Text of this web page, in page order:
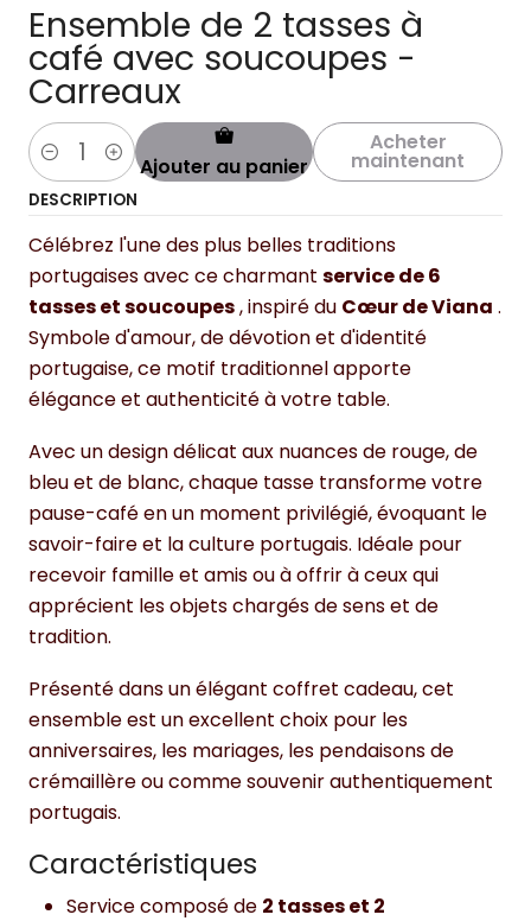
Ensemble de 2 tasses à
café avec soucoupes -
Carreaux
Quantité Ajouter au panier
Acheter
maintenant
DESCRIPTION
Célébrez l'une des plus belles traditions
portugaises avec ce charmant service de 6
tasses et soucoupes, inspiré du Cœur de Viana .
Symbole d'amour, de dévotion et d'identité
portugaise, ce motif traditionnel apporte
élégance et authenticité à votre table.
Avec un design délicat aux nuances de rouge, de
bleu et de blanc, chaque tasse transforme votre
pause-café en un moment privilégié, évoquant le
savoir-faire et la culture portugais. Idéale pour
recevoir famille et amis ou à offrir à ceux qui
apprécient les objets chargés de sens et de
tradition.
Présenté dans un élégant coffret cadeau, cet
ensemble est un excellent choix pour les
anniversaires, les mariages, les pendaisons de
crémaillère ou comme souvenir authentiquement
portugais.
Caractéristiques
Service composé de 2 tasses et 2